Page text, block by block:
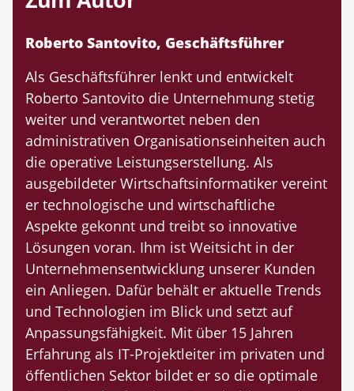
Roberto Santovito, Geschäftsführer
Als Geschäftsführer lenkt und entwickelt
Roberto Santovito die Unternehmung stetig
weiter und verantwortet neben den
administrativen Organisationseinheiten auch
die operative Leistungserstellung. Als
ausgebildeter Wirtschaftsinformatiker vereint
er technologische und wirtschaftliche
Aspekte gekonnt und treibt so innovative
Lösungen voran. Ihm ist Weitsicht in der
Unternehmensentwicklung unserer Kunden
ein Anliegen. Dafür behält er aktuelle Trends
und Technologien im Blick und setzt auf
Anpassungsfähigkeit. Mit über 15 Jahren
Erfahrung als IT-Projektleiter im privaten und
öffentlichen Sektor bildet er so die optimale